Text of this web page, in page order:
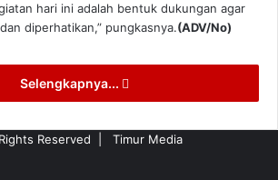
hari ini adalah bentuk dukungan agar
diperhatikan,” pungkasnya.(ADV/No)
Selengkapnya...
Reserved |
Timur Media